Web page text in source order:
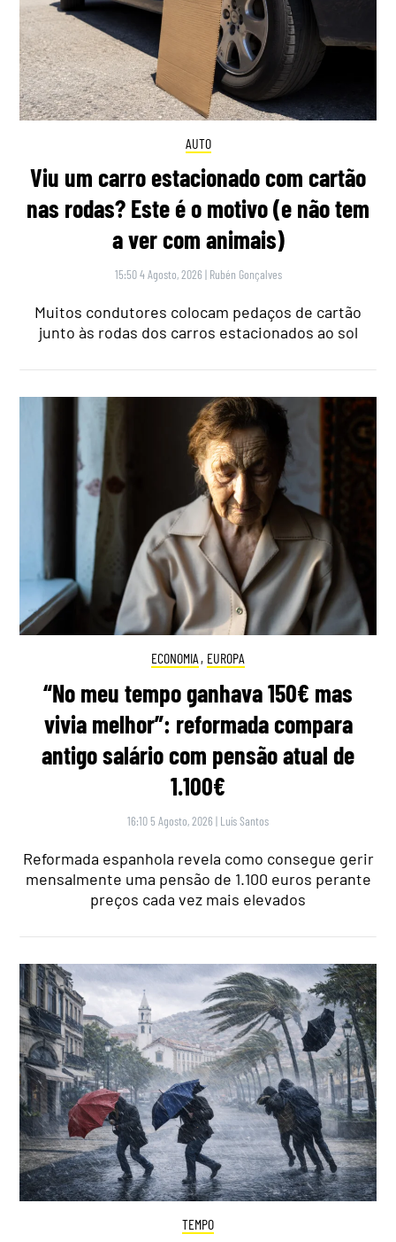
AUTO
Viu um carro estacionado com cartão
nas rodas? Este é o motivo (e não tem
a ver com animais)
15:50 4 Agosto, 2026 | Rubén Gonçalves
Muitos condutores colocam pedaços de cartão
junto às rodas dos carros estacionados ao sol
ECONOMIA , EUROPA
“No meu tempo ganhava 150€ mas
vivia melhor”: reformada compara
antigo salário com pensão atual de
1.100€
16:10 5 Agosto, 2026 | Luís Santos
Reformada espanhola revela como consegue gerir
mensalmente uma pensão de 1.100 euros perante
preços cada vez mais elevados
TEMPO